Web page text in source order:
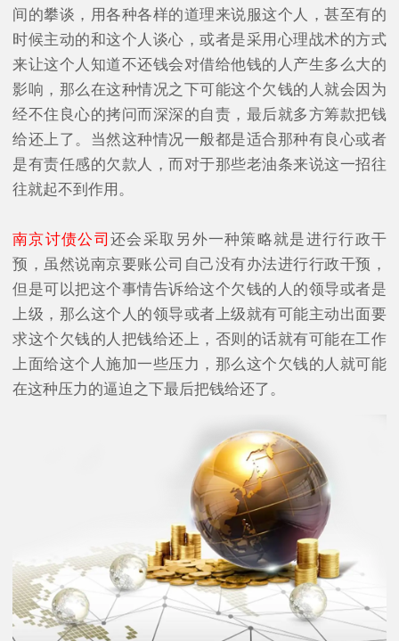
间的攀谈，用各种各样的道理来说服这个人，甚至有的
时候主动的和这个人谈心，或者是采用心理战术的方式
来让这个人知道不还钱会对借给他钱的人产生多么大的
影响，那么在这种情况之下可能这个欠钱的人就会因为
经不住良心的拷问而深深的自责，最后就多方筹款把钱
给还上了。当然这种情况一般都是适合那种有良心或者
是有责任感的欠款人，而对于那些老油条来说这一招往
往就起不到作用。
南京讨债公司 还会采取另外一种策略就是进行行政干
预，虽然说南京要账公司自己没有办法进行行政干预，
但是可以把这个事情告诉给这个欠钱的人的领导或者是
上级，那么这个人的领导或者上级就有可能主动出面要
求这个欠钱的人把钱给还上，否则的话就有可能在工作
上面给这个人施加一些压力，那么这个欠钱的人就可能
在这种压力的逼迫之下最后把钱给还了。